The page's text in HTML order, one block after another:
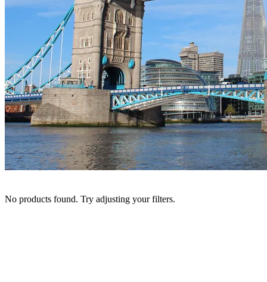
No products found. Try adjusting your filters.